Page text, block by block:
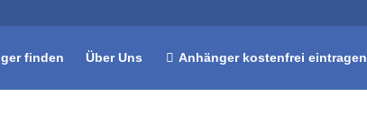
finden Über Uns Anhänger kostenfrei eintragen